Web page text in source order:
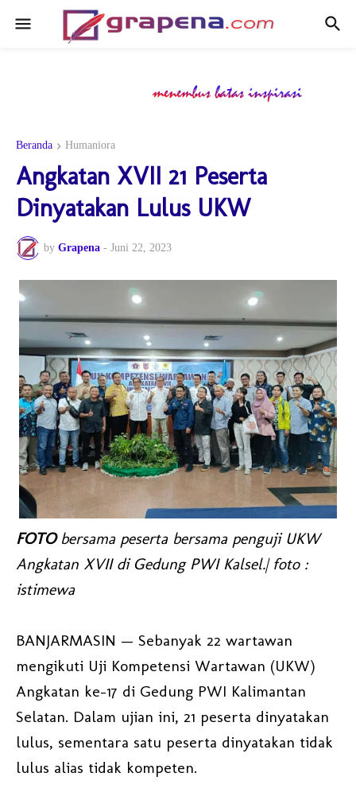
Beranda Humaniora
Angkatan XVII 21 Peserta
Dinyatakan Lulus UKW
by Grapena - Juni 22, 2023
FOTObersama peserta bersama penguji UKW
Angkatan XVII di Gedung PWI Kalsel.| foto :
istimewa
BANJARMASIN — Sebanyak 22 wartawan
mengikuti Uji Kompetensi Wartawan (UKW)
Angkatan ke-17 di Gedung PWI Kalimantan
Selatan. Dalam ujian ini, 21 peserta dinyatakan
lulus, sementara satu peserta dinyatakan tidak
lulus alias tidak kompeten.